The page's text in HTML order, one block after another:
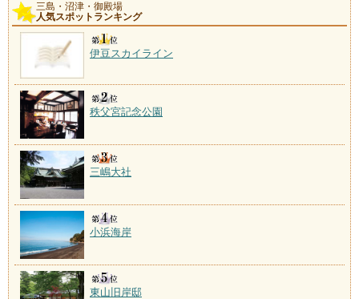
三島・沼津・御殿場
人気スポットランキング
伊豆スカイライン
秩父宮記念公園
三嶋大社
小浜海岸
東山旧岸邸